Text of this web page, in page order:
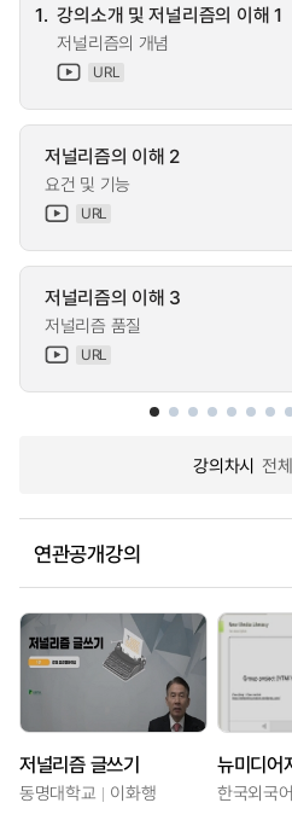
1. 강의소개 및 저널리즘의 이해 1
저널리즘의 개념
URL
저널리즘의 이해 2
요건 및 기능
URL
저널리즘의 이해 3
저널리즘 품질
URL
강의차시 전
연관공개강의
저널리즘 글쓰기
동명대학교 이화행
뉴미디어